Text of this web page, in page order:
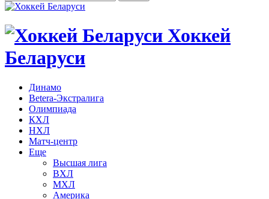
Хоккей
Беларуси
Динамо
Betera-Экстралига
Олимпиада
КХЛ
НХЛ
Матч-центр
Еще
Высшая лига
ВХЛ
МХЛ
Америка